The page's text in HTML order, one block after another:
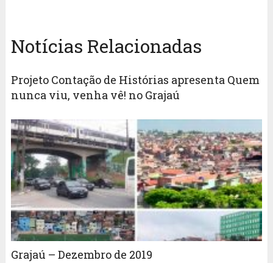
Notícias Relacionadas
Projeto Contação de Histórias apresenta Quem
nunca viu, venha vê! no Grajaú
Grajaú – Dezembro de 2019